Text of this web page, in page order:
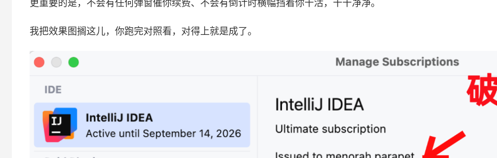
更重要的是，不会有任何弹窗催你续费、不会有倒计时横幅挡着你干活，干干净净。
我把效果图搁这儿，你跑完对照看，对得上就是成了。